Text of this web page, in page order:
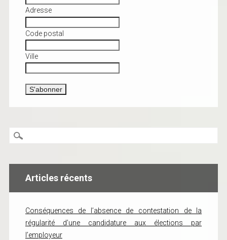
Adresse
Code postal
Ville
Articles récents
Conséquences de l’absence de contestation de la
régularité d’une candidature aux élections par
l’employeur